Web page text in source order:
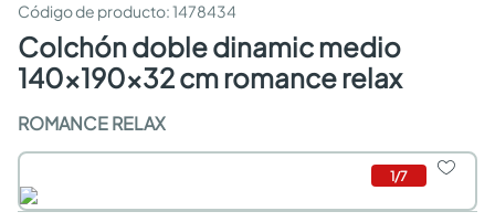
:1478434
colchón doble dinamic medio
140x190x32 cm romance relax
ROMANCE RELAX
1/7
sanitarios
comedor
escritorio
armarios closet
comedores